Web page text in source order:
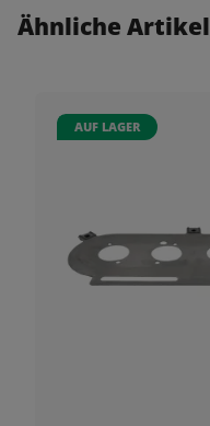
Ähnliche Artikel
AUF LAGER